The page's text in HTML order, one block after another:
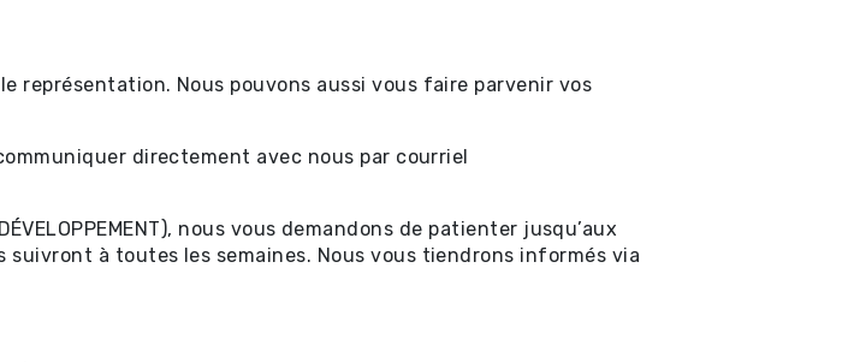
représentation. Nous pouvons aussi vous faire parvenir vos
directement avec nous par courriel
DÉVELOPPEMENT), nous vous demandons de patienter jusqu’aux
à toutes les semaines. Nous vous tiendrons informés via